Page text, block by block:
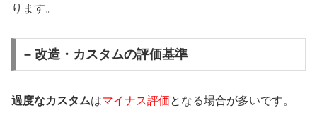
ります。
– 改造・カスタムの評価基準
過度なカスタムはマイナス評価となる場合が多いです。